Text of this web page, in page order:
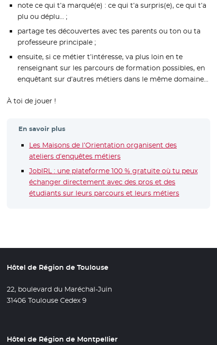
note ce qui t’a marqué(e) : ce qui t’a surpris(e), ce qui t’a
plu ou déplu… ;
partage tes découvertes avec tes parents ou ton ou ta
professeure principale ;
ensuite, si ce métier t’intéresse, va plus loin en te
renseignant sur les parcours de formation possibles, en
enquêtant sur d’autres métiers dans le même domaine…
À toi de jouer !
En savoir plus
Les Maisons de l’Orientation organisent des
ateliers d’enquêtes métiers
JobIRL : une plateforme 100 % gratuite où tu peux
échanger directement avec des pros et des
étudiants sur leurs parcours et leurs métiers- Nouvelle
Hôtel de Région de Toulouse
22, boulevard du Maréchal-Juin
31406 Toulouse Cedex 9
Hôtel de Région de Montpellier